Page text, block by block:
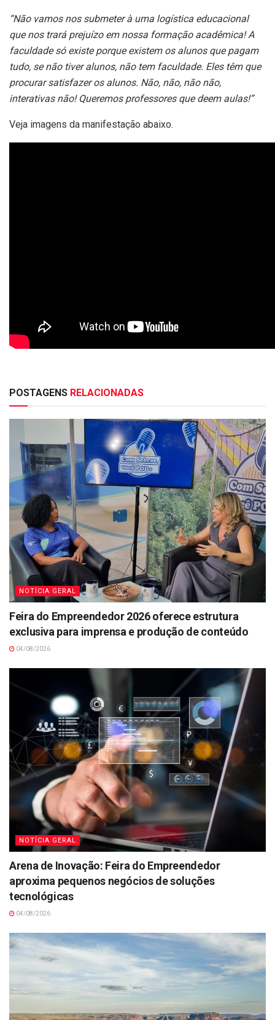
“Não vamos nos submeter à uma logística educacional
que nos trará prejuízo em nossa formação acadêmica! A
faculdade só existe porque existem os alunos que pagam
tudo, se não tiver alunos, não tem faculdade. Eles têm que
procurar satisfazer os alunos. Não, não, não não,
interativas não! Queremos professores que deem aulas!”
Veja imagens da manifestação abaixo.
POSTAGENS RELACIONADAS
NOTÍCIA GERAL
Feira do Empreendedor 2026 oferece estrutura
exclusiva para imprensa e produção de conteúdo
04/08/2026
NOTÍCIA GERAL
Arena de Inovação: Feira do Empreendedor
aproxima pequenos negócios de soluções
tecnológicas
04/08/2026